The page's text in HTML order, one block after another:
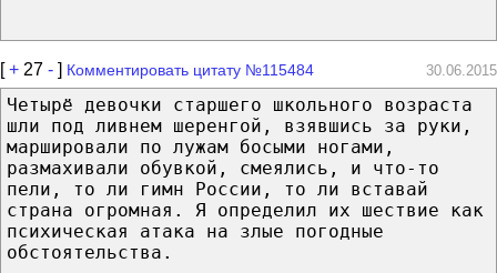
[+ 27 - ] Комментировать цитату №115484 30.06.2015
Четырё девочки старшего школьного возраста
шли под ливнем шеренгой, взявшись за руки,
маршировали по лужам босыми ногами,
размахивали обувкой, смеялись, и что-то
пели, то ли гимн России, то ли вставай
страна огромная. Я определил их шествие как
психическая атака на злые погодные
обстоятельства.